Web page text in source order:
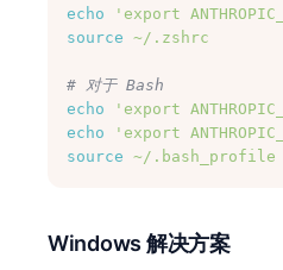
echo
'export
source ~/.zshrc
# 对于 Bash
echo
'export
echo
'export
source ~/.bash_profile
Windows 解决方案